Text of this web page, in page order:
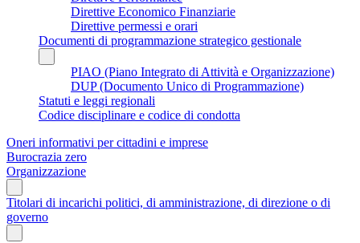
Direttive Economico Finanziarie
Direttive permessi e orari
Documenti di programmazione strategico gestionale
PIAO (Piano Integrato di Attività e Organizzazione)
DUP (Documento Unico di Programmazione)
Statuti e leggi regionali
Codice disciplinare e codice di condotta
Oneri informativi per cittadini e imprese
Burocrazia zero
Organizzazione
Titolari di incarichi politici, di amministrazione, di direzione o di
governo